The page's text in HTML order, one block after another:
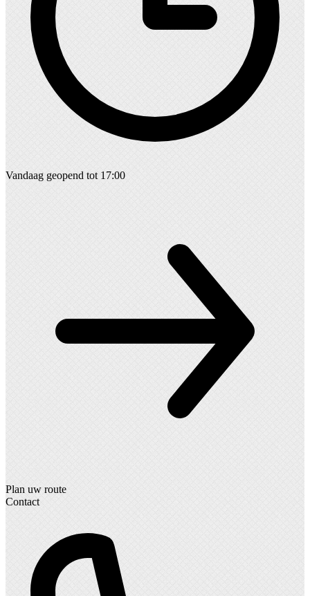
Vandaag geopend tot 17:00
Plan uw route
Contact